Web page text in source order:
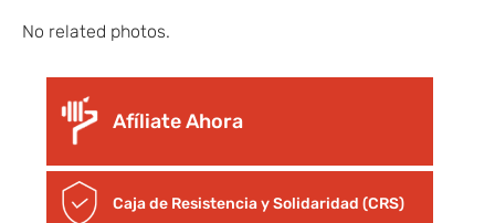
No related photos.
Afíliate Ahora
Caja de Resistencia y Solidaridad (CRS)